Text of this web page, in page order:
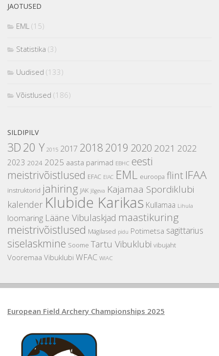
JAOTUSED
EML (15)
Statistika (3)
Uudised (133)
Võistlused (186)
SILDIPILV
3D20 Y 2015 2017 2018 2019 2020 2021 2022
2023 2024 2025 aasta parimad EBHC eesti
meistrivõistlused EFAC EIAC EML euroopa flint IFAA
instruktorid jahiring JAK Jõgeva Kajamaa Spordiklubi
kalender Klubide Karikas Kullamaa Lihula
loomaring Lääne Vibulaskjad maastikuring
meistrivõistlused Mägilased pidu Potimetsa sagittarius
siselaskmine Soome Tartu Vibuklubi vibujaht
Vooremaa Vibuklubi WFAC WIAC
European Field Archery Championships 2025